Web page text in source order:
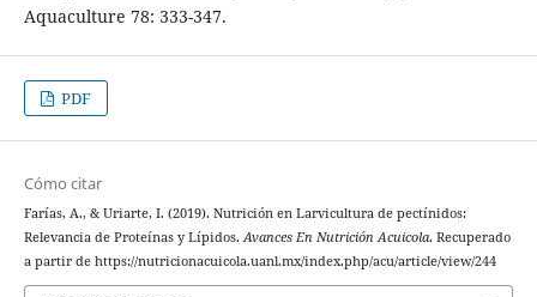
Aquaculture 78: 333-347.
PDF
Cómo citar
Farías, A., & Uriarte, I. (2019). Nutrición en Larvicultura de pectínidos:
Relevancia de Proteínas y Lípidos. Avances En Nutrición Acuicola. Recuperado
a partir de https://nutricionacuicola.uanl.mx/index.php/acu/article/view/244